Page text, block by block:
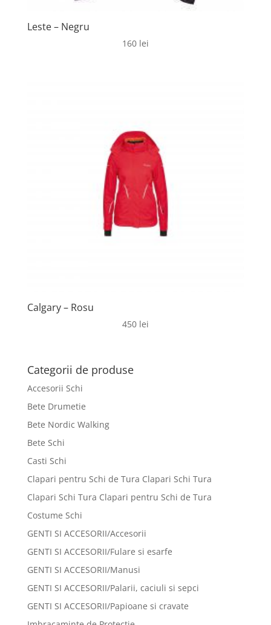
Leste – Negru
160 lei
Calgary – Rosu
450 lei
Categorii de produse
Accesorii Schi
Bete Drumetie
Bete Nordic Walking
Bete Schi
Casti Schi
Clapari pentru Schi de Tura Clapari Schi Tura
Clapari Schi Tura Clapari pentru Schi de Tura
Costume Schi
GENTI SI ACCESORII/Accesorii
GENTI SI ACCESORII/Fulare si esarfe
GENTI SI ACCESORII/Manusi
GENTI SI ACCESORII/Palarii, caciuli si sepci
GENTI SI ACCESORII/Papioane si cravate